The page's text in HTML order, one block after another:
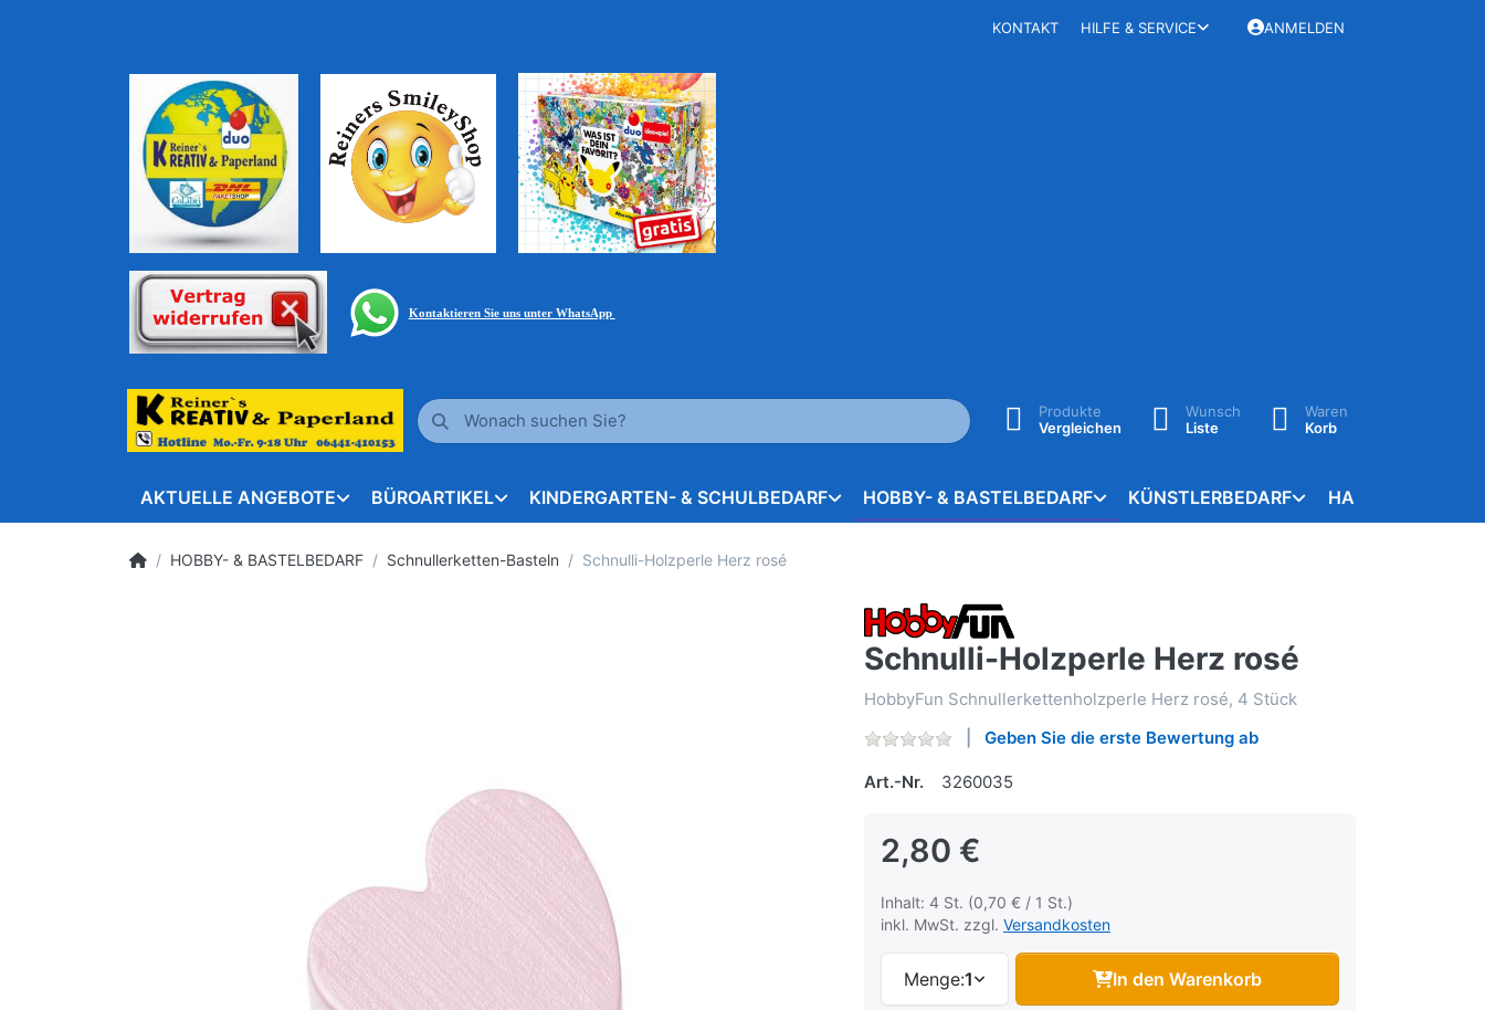
KONTAKT HILFE & SERVICE ANMELDEN
Kontaktieren Sie uns unter WhatsApp
Produkte
Vergleichen
Wunsch
Liste
Waren
Korb
AKTUELLE ANGEBOTE BÜROARTIKEL KINDERGARTEN- & SCHULBEDARF HOBBY- & BASTELBEDARF KÜNSTLERBEDARF
HOBBY- & BASTELBEDARF Schnullerketten-Basteln Schnulli-Holzperle Herz rosé
Schnulli-Holzperle Herz rosé
HobbyFun Schnullerkettenholzperle Herz rosé, 4 Stück
Geben Sie die erste Bewertung ab
Art.-Nr. 3260035
2,80 €
Inhalt: 4 St. (0,70 € / 1 St.)
inkl. MwSt. zzgl. Versandkosten
Menge:1 In den Warenkorb